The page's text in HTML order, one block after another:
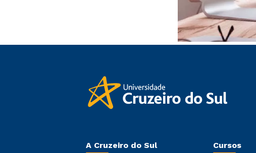
A Cruzeiro do Sul Cursos